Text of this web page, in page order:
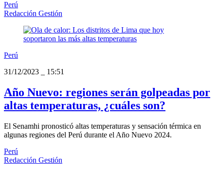
Perú
Redacción Gestión
Perú
31/12/2023
15:51
Año Nuevo: regiones serán golpeadas por
altas temperaturas, ¿cuáles son?
El Senamhi pronosticó altas temperaturas y sensación térmica en
algunas regiones del Perú durante el Año Nuevo 2024.
Perú
Redacción Gestión